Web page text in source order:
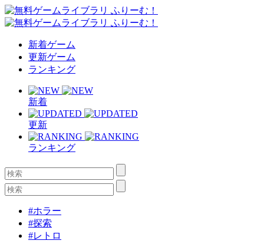
新着ゲーム
更新ゲーム
ランキング
新着
更新
ランキング
#ホラー
#探索
#レトロ